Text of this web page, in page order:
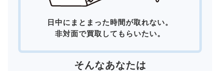
日中にまとまった時間が取れない。
非対面で買取してもらいたい。
そんなあなたは